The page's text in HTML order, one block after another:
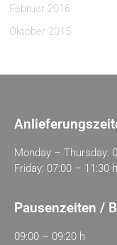
Februar 2016
Oktober 2015
Monday – Thursday:
Friday: 07:00 – 11:30 h
Pausenzeiten /
09:00 – 09:20 h